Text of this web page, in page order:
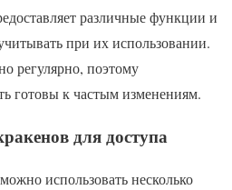
различные функции и
при их использовании.
регулярно, поэтому
готовы к частым изменениям.
для доступа
использовать несколько